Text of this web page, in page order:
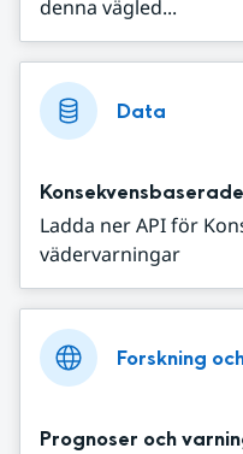
denna vägled...
Data
Ladda ner API för
vädervarningar
Forskning
Prognoser och